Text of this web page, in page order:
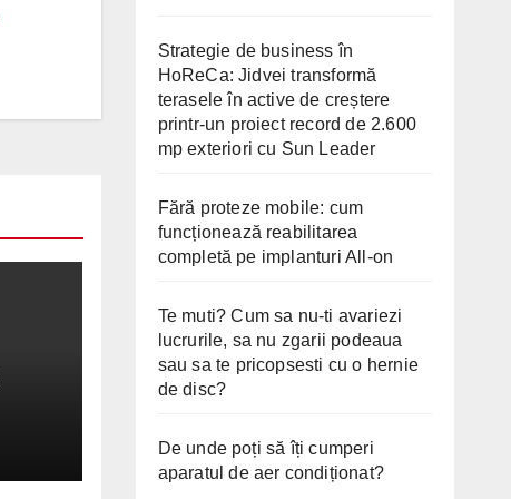
Strategie de business în
HoReCa: Jidvei transformă
terasele în active de creștere
printr-un proiect record de 2.600
mp exteriori cu Sun Leader
Fără proteze mobile: cum
funcționează reabilitarea
completă pe implanturi All-on
Te muti? Cum sa nu-ti avariezi
lucrurile, sa nu zgarii podeaua
sau sa te pricopsesti cu o hernie
de disc?
De unde poți să îți cumperi
aparatul de aer condiționat?